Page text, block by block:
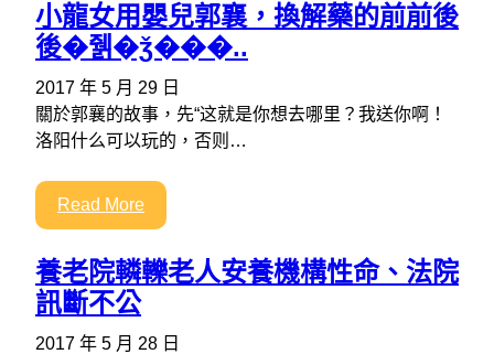
小龍女用嬰兒郭襄，換解藥的前前後
後�줽�ǯ���..
2017 年 5 月 29 日
關於郭襄的故事，先“这就是你想去哪里？我送你啊！
洛阳什么可以玩的，否则…
Read More
養老院轔轢老人安養機構性命、法院
訊斷不公
2017 年 5 月 28 日